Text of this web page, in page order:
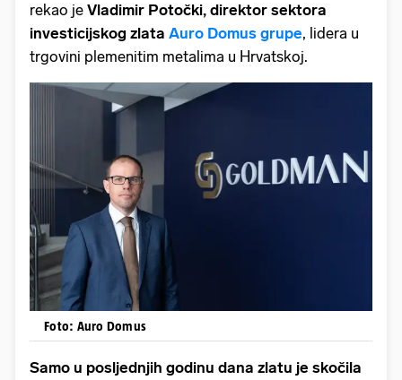
rekao je Vladimir Potočki, direktor sektora
investicijskog zlata Auro Domus grupe, lidera u
trgovini plemenitim metalima u Hrvatskoj.
Foto: Auro Domus
Samo u posljednjih godinu dana zlatu je skočila